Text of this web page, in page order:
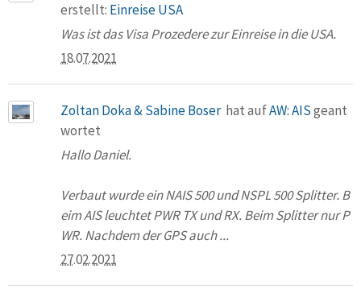
erstellt: Einreise USA
Was ist das Visa Prozedere zur Einreise in die USA.
18.07.2021
Zoltan Doka & Sabine Boser hat aufAW: AISgeant
wortet
Hallo Daniel.
Verbaut wurde ein NAIS 500 und NSPL 500 Splitter. B
eim AIS leuchtet PWR TX und RX. Beim Splitter nur P
WR. Nachdem der GPS auch ...
27.02.2021